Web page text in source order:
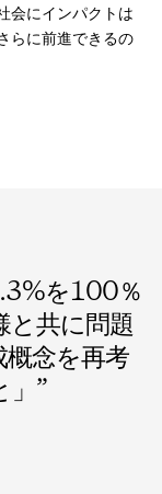
会にインパクトは
らに前進できるの
を100％
と共に問題
念を再考
”